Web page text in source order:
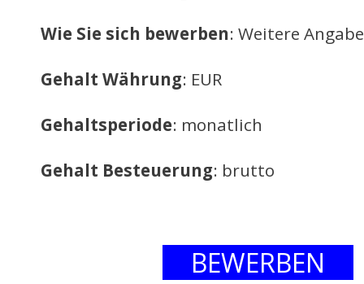
Wie Sie sich bewerben: Weitere
Gehalt Währung: EUR
Gehaltsperiode: monatlich
Gehalt Besteuerung: brutto
BEWERBEN